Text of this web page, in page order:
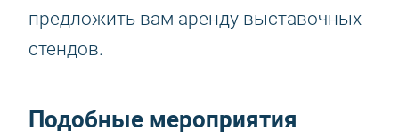
предложить вам аренду выставочных
стендов.
Подобные мероприятия